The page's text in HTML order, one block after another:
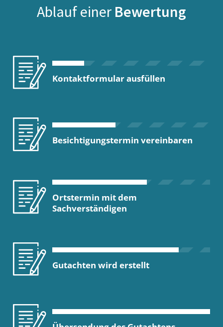
Ablauf einer Bewertung
Kontaktformular ausfüllen
Besichtigungstermin vereinbaren
Ortstermin mit dem
Sachverständigen
Gutachten wird erstellt